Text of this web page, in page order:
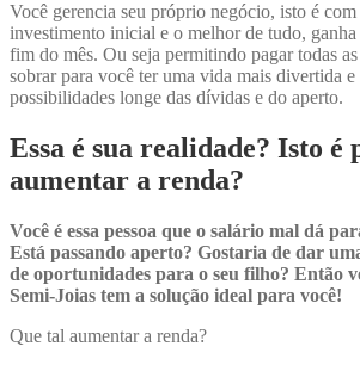
Você gerencia seu próprio negócio, isto é
investimento inicial e o melhor de tudo,
fim do mês. Ou seja permitindo pagar todas
sobrar para você ter uma vida mais divertida e
possibilidades longe das dívidas e do aperto.
Essa é sua realidade? Isto é
aumentar a renda?
Você é essa pessoa que o salário mal dá
Está passando aperto? Gostaria de dar
de oportunidades para o seu filho? Então
Semi-Joias tem a solução ideal para você!
Que tal aumentar a renda?